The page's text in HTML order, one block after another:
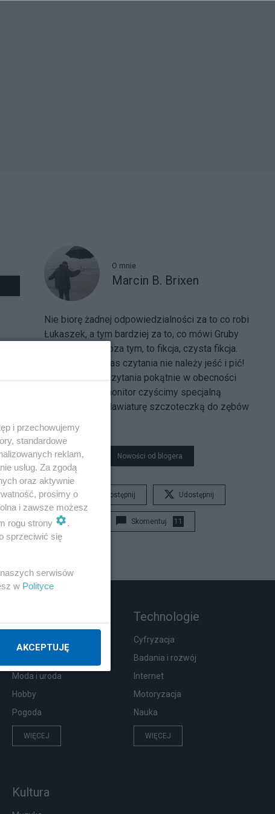
O mnie
Marcin B. Brixen
Nie biorę żadnej odpowiedzialności za to co robi
Łukaszek, a tym bardziej za to, co mówi Gruby
Maciek. A tak poza tym, to fikcja, czysta fikcja.
UWAGA! Podczas czytania nie należy jeść i pić!
Nie zaleca się czytania pokątnie w obecności
szefa! Opluty monitor czyścimy specjalną
chusteczką, a klawiaturę szczoteczką do zębów
(by Redpill)
Nowości od blogera
Udostępnij Udostępnij
Skomentuj 11
Moda i uroda
Hobby
Pogoda
WIĘCEJ
Technologie
Cyfryzacja
Badania i rozwój
Internet
Motoryzacja
Nauka
WIĘCEJ
Kultura
i przechowujemy
standardowe
reklam,
usług. Za zgodą
oraz aktywnie
prosimy o
i zawsze możesz
rogu strony
.
sprzeciwić się
serwisów
w Polityce
AKCEPTUJĘ